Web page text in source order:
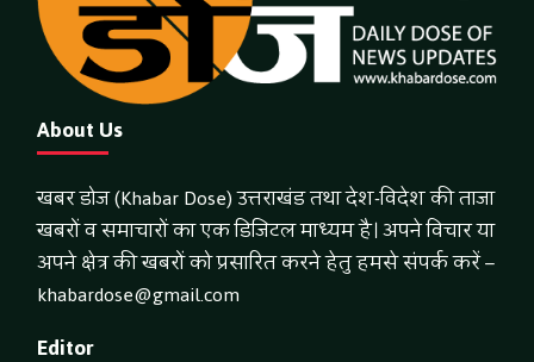
About Us
खबर डोज (Khabar Dose) उत्तराखंड तथा देश-विदेश की ताजा
खबरों व समाचारों का एक डिजिटल माध्यम है। अपने विचार या
अपने क्षेत्र की खबरों को प्रसारित करने हेतु हमसे संपर्क करें –
khabardose@gmail.com
Editor